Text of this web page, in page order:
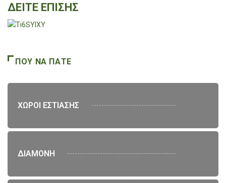
ΔΕΙΤΕ ΕΠΙΣΗΣ
ΠΟΥ ΝΑ ΠΑΤΕ
ΧΩΡΟΙ ΕΣΤΙΑΣΗΣ
ΔΙΑΜΟΝΗ